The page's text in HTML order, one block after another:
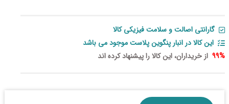
گارانتی اصالت و سلامت فیزیکی کالا
این کالا در انبار پنگوين پلاست موجود می باشد
99% از خریداران، این کالا را پیشنهاد کرده اند